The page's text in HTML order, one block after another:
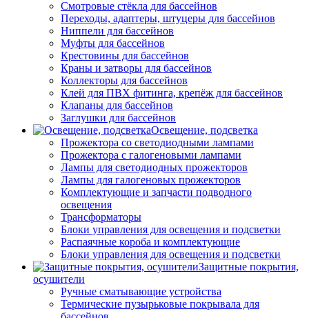
Смотровые стёкла для бассейнов
Переходы, адаптеры, штуцеры для бассейнов
Ниппели для бассейнов
Муфты для бассейнов
Крестовины для бассейнов
Краны и затворы для бассейнов
Коллекторы для бассейнов
Клей для ПВХ фитинга, крепёж для бассейнов
Клапаны для бассейнов
Заглушки для бассейнов
Освещение, подсветка
Прожектора со светодиодными лампами
Прожектора с галогеновыми лампами
Лампы для светодиодных прожекторов
Лампы для галогеновых прожекторов
Комплектующие и запчасти подводного
освещения
Трансформаторы
Блоки управления для освещения и подсветки
Распаячные короба и комплектующие
Блоки управления для освещения и подсветки
Защитные покрытия,
осушители
Ручные сматывающие устройства
Термические пузырьковые покрывала для